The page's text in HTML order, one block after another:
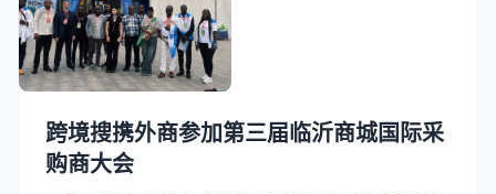
跨境搜携外商参加第三届临沂商城国际采
购商大会